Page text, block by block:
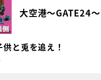
大空港～GATE24～
と兎を追え！